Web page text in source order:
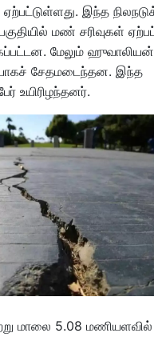
இந்த
மண் சரிவுகள்
மேலும் ஹுவாலியன்
சேதமடைந்தன. இந்த
உயிரிழந்தனர்.
மாலை 5.08